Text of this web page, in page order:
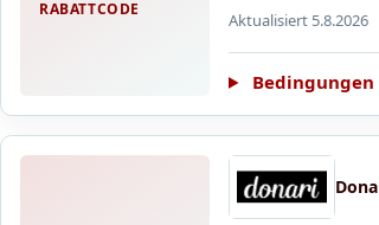
RABATTCODE
Aktualisiert 5.8.2026
Bedingungen